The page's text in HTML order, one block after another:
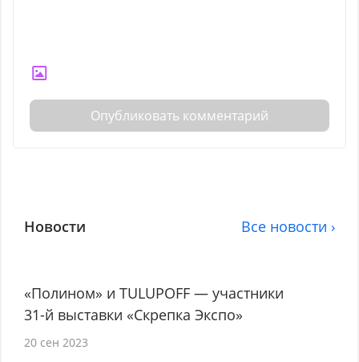
Опубликовать комментарий
Новости Все новости ›
«Полином» и TULUPOFF — участники
31-й выставки «Скрепка Экспо»
20 сен 2023